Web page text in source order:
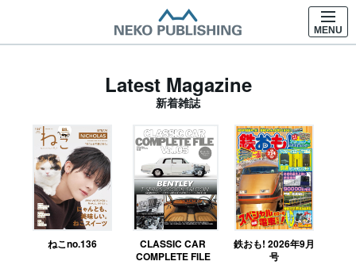
MENU
Latest Magazine
新着雑誌
ねこno.136
CLASSIC CAR
COMPLETE FILE
鉄おも! 2026年9月
号